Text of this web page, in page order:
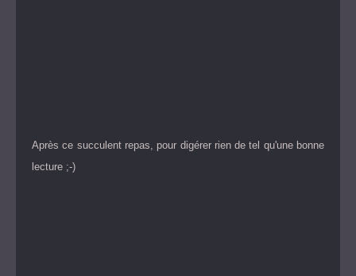
Après ce succulent repas, pour digérer rien de tel qu'une bonne
lecture ;-)